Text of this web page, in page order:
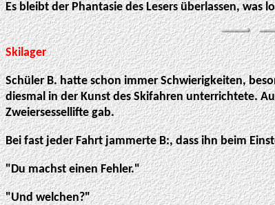
Es bleibt der Phantasie des Lesers überlassen, was
Skilager
Schüler B. hatte schon immer Schwierigkeiten,
diesmal in der Kunst des Skifahren unterrichtete.
Zweiersessellifte gab.
Bei fast jeder Fahrt jammerte B:, dass ihn beim
"Du machst einen Fehler."
"Und welchen?"